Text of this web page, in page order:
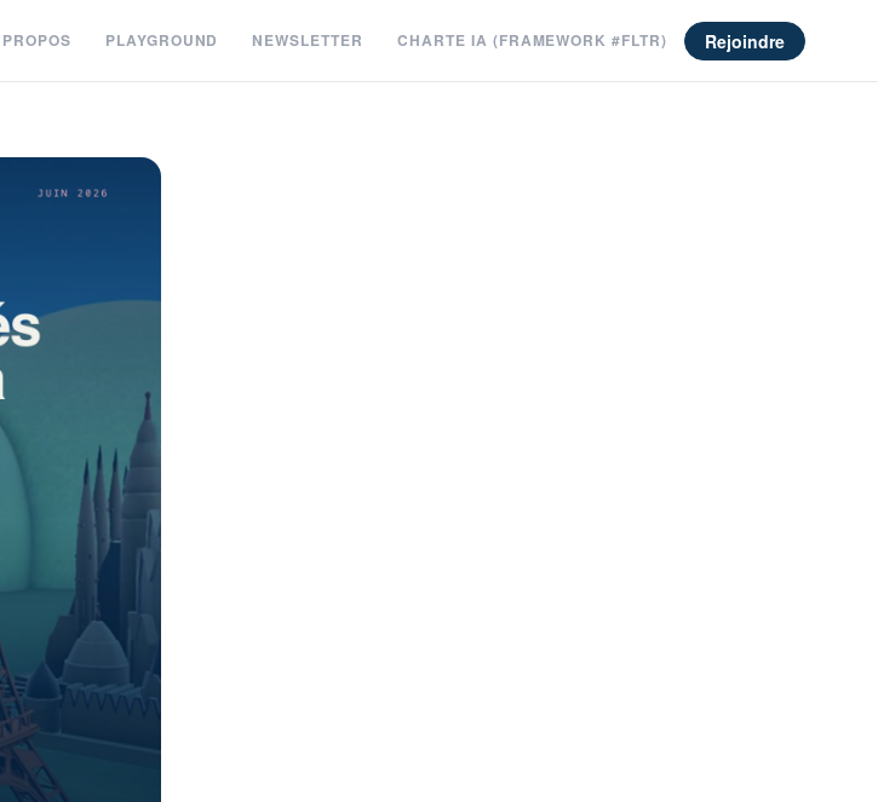
PLAYGROUND NEWSLETTER CHARTE IA (FRAMEWORK #FLTR) Rejoindre